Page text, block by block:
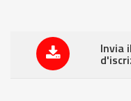
Invia